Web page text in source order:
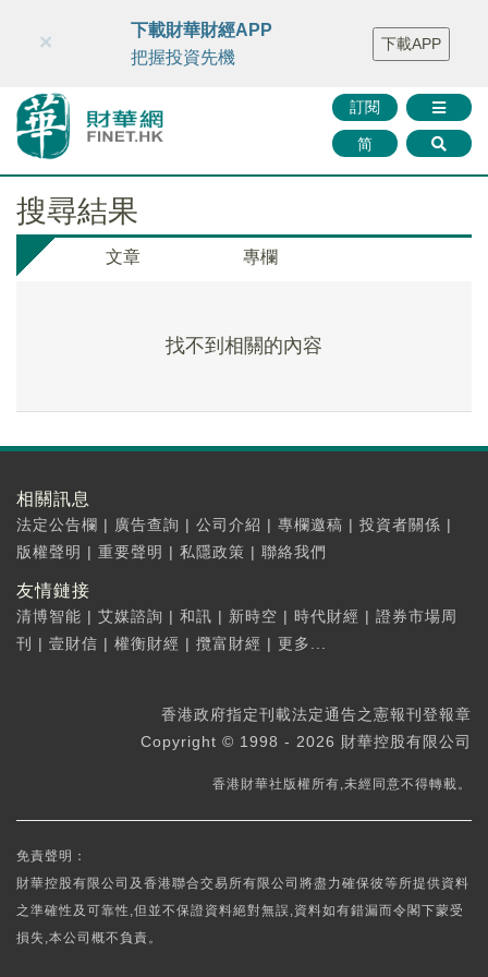
財華智庫網 FINTV FINMETA 財華證券 媒體矩陣
智庫沙龍
聯絡我們
訂閱
简
×
下載財華財經APP
把握投資先機
下載APP
搜尋結果
文章 專欄
找不到相關的內容
相關訊息
法定公告欄 | 廣告查詢 | 公司介紹 | 專欄邀稿 | 投資者關係 |
版權聲明 | 重要聲明 | 私隱政策 | 聯絡我們
友情鏈接
清博智能 | 艾媒諮詢 | 和訊 | 新時空 | 時代財經 | 證券市場周
刊
| 壹財信 | 權衡財經 | 攬富財經 | 更多...
香港政府指定刊載法定通告之憲報刊登報章
Copyright © 1998 - 2026 財華控股有限公司
香港財華社版權所有,未經同意不得轉載。
免責聲明：
財華控股有限公司及香港聯合交易所有限公司將盡力確保彼等所提供資料
之準確性及可靠性,但並不保證資料絕對無誤,資料如有錯漏而令閣下蒙受
損失,本公司概不負責。